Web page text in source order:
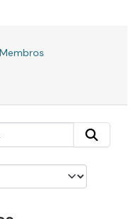
Membros